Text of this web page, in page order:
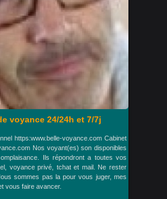
voyance 24/24h et 7/7j
https:www.belle-voyance.com Cabinet
Nos voyant(es) son disponibles
Ils répondront a toutes vos
voyance privé, tchat et mail. Ne rester
sommes pas la pour vous juger, mes
vous faire avancer.